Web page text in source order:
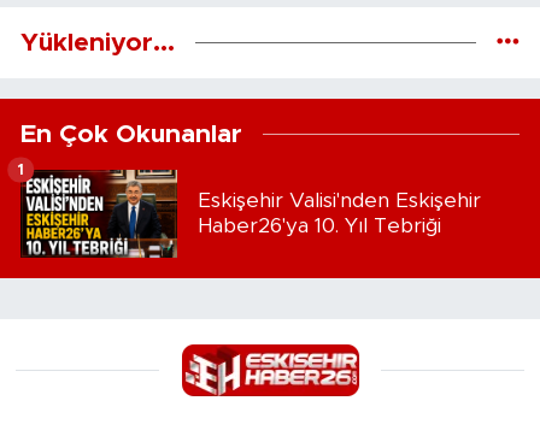
Yükleniyor...
En Çok Okunanlar
Eskişehir Valisi'nden Eskişehir
Haber26'ya 10. Yıl Tebriği
1